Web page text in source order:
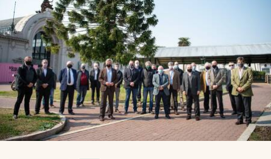
Clima
Mundial 2026
Eventos Corporativos
El Cronista Studio
Mediakit
abre en nueva pestaña
Argentina